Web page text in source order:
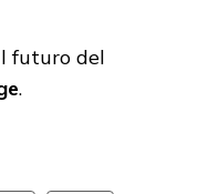
futuro del
.